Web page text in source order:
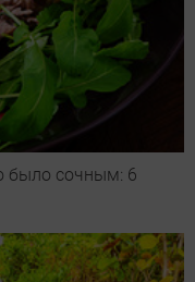
было сочным: 6